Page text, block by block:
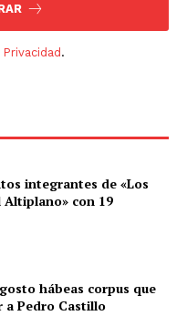
.
integrantes de «Los
con 19
hábeas corpus que
a Pedro Castillo